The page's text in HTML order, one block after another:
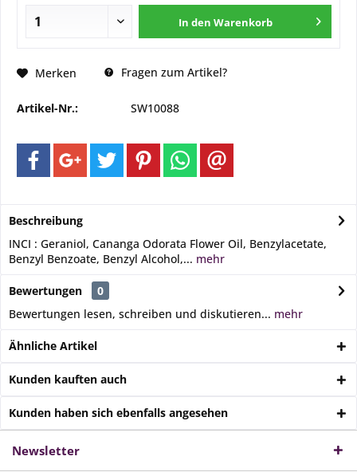
In den Warenkorb
Merken Fragen zum Artikel?
Artikel-Nr.: SW10088
Beschreibung
INCI : Geraniol, Cananga Odorata Flower Oil, Benzylacetate,
Benzyl Benzoate, Benzyl Alcohol,... mehr
Bewertungen
0
Bewertungen lesen, schreiben und diskutieren... mehr
Ähnliche Artikel
Kunden kauften auch
Kunden haben sich ebenfalls angesehen
Newsletter